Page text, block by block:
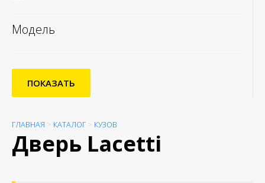
Модель
ПОКАЗАТЬ
ГЛАВНАЯ > КАТАЛОГ > КУЗОВ
Дверь Lacetti